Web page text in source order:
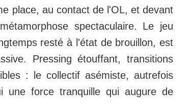
place, au contact de l'OL, et devant
spectaculaire. Le jeu
resté à l'état de brouillon, est
Pressing étouffant, transitions
: le collectif asémiste, autrefois
une force tranquille qui augure de